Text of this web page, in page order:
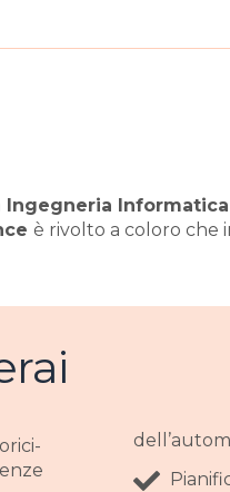
è rivolto a coloro che